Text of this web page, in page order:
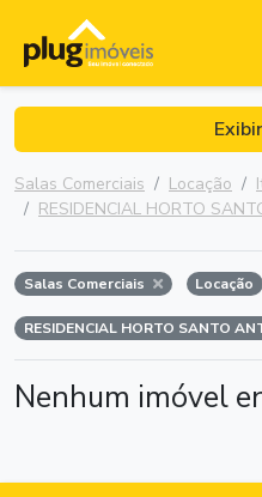
Salas Comerciais Locação
RESIDENCIAL HORTO
Salas Comerciais Locação
RESIDENCIAL HORTO SANTO
Nenhum imóvel